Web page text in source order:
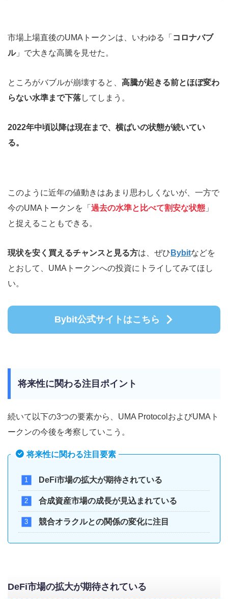
市場上場直後のUMAトークンは、いわゆる「 コロナバブ
ル」で大きな高騰を見せた。
ところがバブルが崩壊すると、 高騰が起きる前とほぼ変わ
らない水準まで下落してしまう。
2022年中頃以降は現在まで、横ばいの状態が続いてい
る。
このように近年の値動きはあまり思わしくないが、一方で
今のUMAトークンを「 過去の水準と比べて割安な状態 」
と捉えることもできる。
現状を安く買えるチャンスと見る方は、ぜひ Bybitなどを
とおして、UMAトークンへの投資にトライしてみてほし
い。
Bybit公式サイトはこちら
将来性に関わる注目ポイント
続いて以下の3つの要素から、UMA ProtocolおよびUMAト
ークンの今後を考察していこう。
将来性に関わる注目要素
DeFi市場の拡大が期待されている
合成資産市場の成長が見込まれている
競合オラクルとの関係の変化に注目
DeFi市場の拡大が期待されている